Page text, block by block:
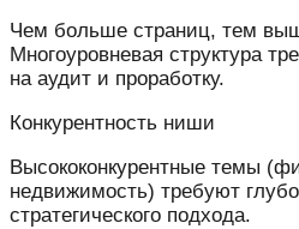
Чем больше страниц, тем
Многоуровневая структура
на аудит и проработку.
Конкурентность ниши
Высококонкурентные темы
недвижимость) требуют
стратегического подхода.